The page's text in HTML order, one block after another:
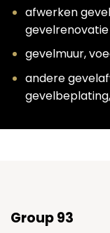
afwerken
gevelrenovatie
gevelmuur,
andere
Group 93